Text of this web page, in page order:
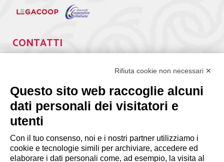
CONTATTI
segreteria@lps.coop
Rifiuta cookie non necessari ✕
Questo sito web raccoglie alcuni
dati personali dei visitatori e
utenti
Con il tuo consenso, noi e i nostri partner utilizziamo i
cookie e tecnologie simili per archiviare, accedere ed
elaborare i dati personali come, ad esempio, la visita al